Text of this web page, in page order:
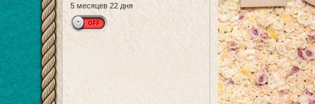
5 месяцев 22 дня